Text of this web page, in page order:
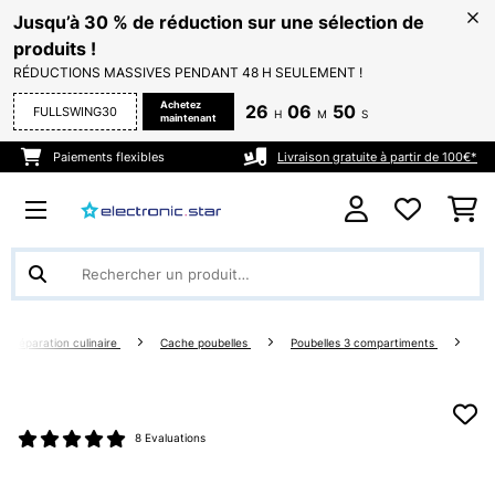
Jusqu’à 30 % de réduction sur une sélection de
produits !
RÉDUCTIONS MASSIVES PENDANT 48 H SEULEMENT !
FULLSWING30
Achetez
maintenant
26 H 06 M 50 S
Paiements flexibles Livraison gratuite à partir de 100€*
Préparation culinaire Cache poubelles Poubelles 3 compartiments
8 Evaluations